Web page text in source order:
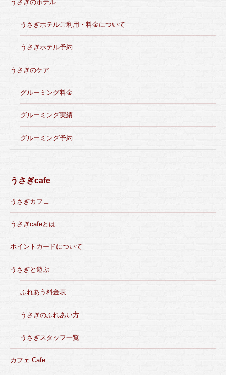
うさぎのホテル
うさぎホテルご利用・料金について
うさぎホテル予約
うさぎのケア
グルーミング料金
グルーミング実績
グルーミング予約
うさぎcafe
うさぎカフェ
うさぎcafeとは
ポイントカードについて
うさぎと遊ぶ
ふれあう料金表
うさぎのふれあい方
うさぎスタッフ一覧
カフェ Cafe